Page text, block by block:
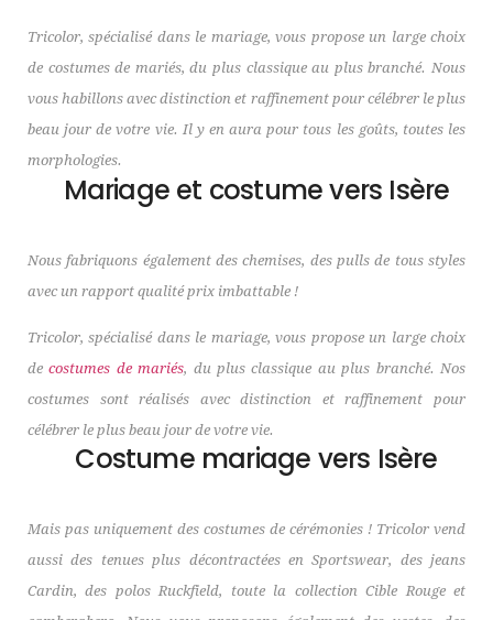
Tricolor, spécialisé dans le mariage, vous propose un large choix
de costumes de mariés, du plus classique au plus branché. Nous
vous habillons avec distinction et raffinement pour célébrer le plus
beau jour de votre vie. Il y en aura pour tous les goûts, toutes les
morphologies.
Mariage et costume vers Isère
Nous fabriquons également des chemises, des pulls de tous styles
avec un rapport qualité prix imbattable !
Tricolor, spécialisé dans le mariage, vous propose un large choix
decostumes de mariés, du plus classique au plus branché. Nos
costumes sont réalisés avec distinction et raffinement pour
célébrer le plus beau jour de votre vie.
Costume mariage vers Isère
Mais pas uniquement des costumes de cérémonies ! Tricolor vend
aussi des tenues plus décontractées en Sportswear, des jeans
Cardin, des polos Ruckfield, toute la collection Cible Rouge et